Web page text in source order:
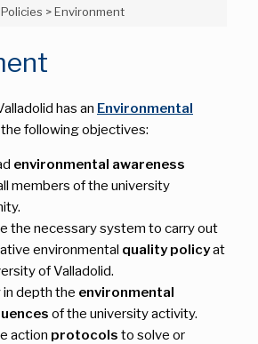
>Environment
has an Environmental
following objectives:
environmental awareness
members of the university
the necessary system to carry out
environmental quality policyat
of Valladolid.
in depth the environmental
of the university activity.
action protocols to solve or